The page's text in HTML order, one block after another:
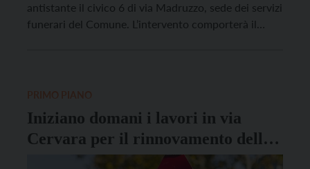
antistante il civico 6 di via Madruzzo, sede dei servizi
funerari del Comune. L’intervento comporterà il
Iniziano domani i lavori in via
Cervara per il rinnovamento delle
fognature